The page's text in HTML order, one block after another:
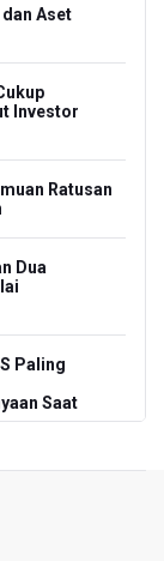
Aset
Investor
Ratusan
Dua
Paling
Saat